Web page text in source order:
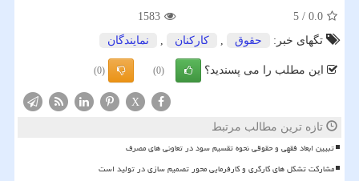
0.0
/
5
1583
تگهای خبر:
حقوق , كاركنان , نمایندگان
این مطلب را می پسندید؟ (0)
(0)
X
تازه ترین مطالب مرتبط
تبیین ابعاد فقهی و حقوقی نحوه تقسیم سود در تعاونی های مصرف
مشارکت تشکل های کارگری و کارفرمایی محور تصمیم سازی در تولید است